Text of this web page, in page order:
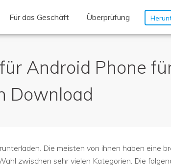
Für das Geschäft Überprüfung
Android Phone
Download
Die meisten von ihnen haben eine
zwischen sehr vielen Kategorien. Die